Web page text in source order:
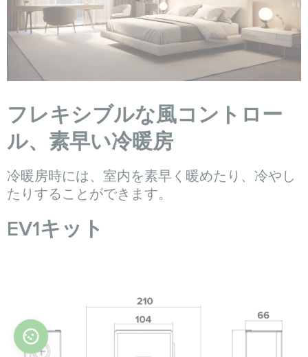
フレキシブルな風コントロー
ル、素早い冷暖房
冷暖房時には、室内を素早く暖めたり、冷やし
たりすることができます。
EV1キット